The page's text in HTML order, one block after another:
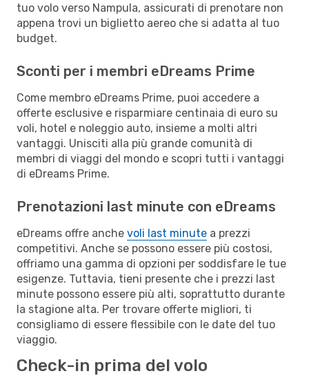
tuo volo verso Nampula, assicurati di prenotare non
appena trovi un biglietto aereo che si adatta al tuo
budget.
Sconti per i membri eDreams Prime
Come membro eDreams Prime, puoi accedere a
offerte esclusive e risparmiare centinaia di euro su
voli, hotel e noleggio auto, insieme a molti altri
vantaggi. Unisciti alla più grande comunità di
membri di viaggi del mondo e scopri tutti i vantaggi
di eDreams Prime.
Prenotazioni last minute con eDreams
eDreams offre anche voli last minute a prezzi
competitivi. Anche se possono essere più costosi,
offriamo una gamma di opzioni per soddisfare le tue
esigenze. Tuttavia, tieni presente che i prezzi last
minute possono essere più alti, soprattutto durante
la stagione alta. Per trovare offerte migliori, ti
consigliamo di essere flessibile con le date del tuo
viaggio.
Check-in prima del volo